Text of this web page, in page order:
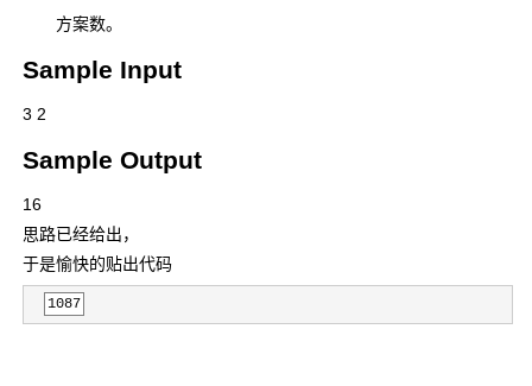
方案数。
Sample Input
3 2
Sample Output
16
思路已经给出，
于是愉快的贴出代码
1087